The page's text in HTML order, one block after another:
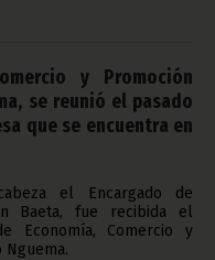
y Promoción
se reunió el pasado
que se encuentra en
el Encargado de
Baeta, fue recibida el
Economía, Comercio y